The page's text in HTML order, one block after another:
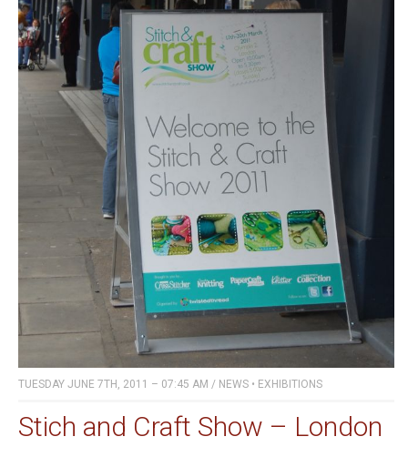
TUESDAY JUNE 7TH, 2011 – 07:45 AM / NEWS • EXHIBITIONS
Stich and Craft Show – London